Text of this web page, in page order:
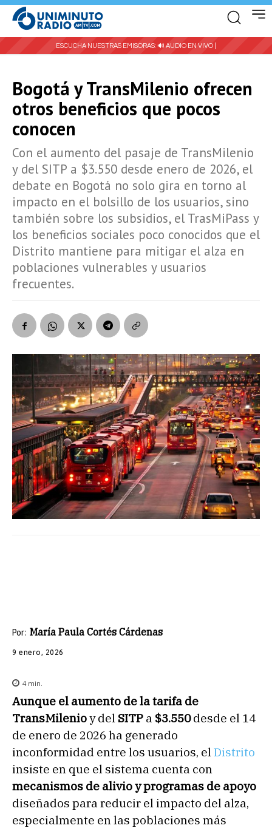
ESCUCHA NUESTRAS EMISORAS: 🔊 AUDIO EN VIVO |
Bogotá y TransMilenio ofrecen
otros beneficios que pocos
conocen
Con el aumento del pasaje de TransMilenio
y del SITP a $3.550 desde enero de 2026, el
debate en Bogotá no solo gira en torno al
impacto en el bolsillo de los usuarios, sino
también sobre los subsidios, el TrasMiPass y
los beneficios sociales poco conocidos que el
Distrito mantiene para mitigar el alza en
poblaciones vulnerables y usuarios
frecuentes.
Por: María Paula Cortés Cárdenas
9 enero, 2026
4 min.
Aunque el aumento de la tarifa de
TransMilenioy del SITP a $3.550desde el 14
de enero de 2026 ha generado
inconformidad entre los usuarios, el Distrito
insiste en que el sistema cuenta con
mecanismos de alivio y programas de apoyo
diseñados para reducir el impacto del alza,
especialmente en las poblaciones más